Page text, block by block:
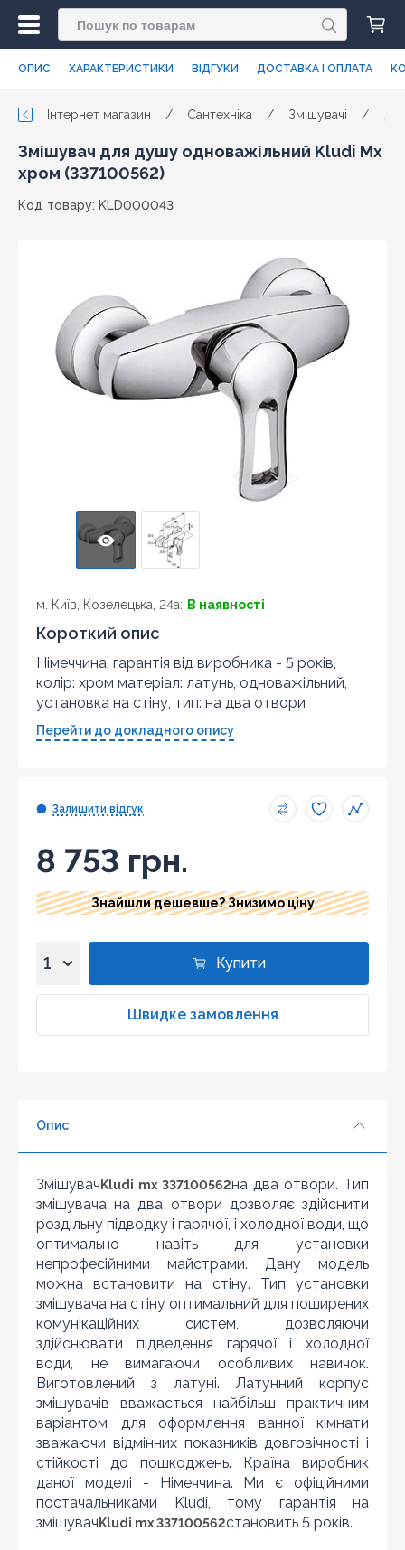
ОПИС ХАРАКТЕРИСТИКИ ВІДГУКИ ДОСТАВКА І ОПЛАТА
Інтернет магазин / Сантехніка / Змішувачі /
Змішувач для душу одноважільний Kludi Mx
хром (337100562)
Код товару: KLD000043
м. Київ, Козелецька, 24а: В наявності
Короткий опис
Німеччина, гарантія від виробника - 5 років,
колір: хром матеріал: латунь, одноважільний,
установка на стіну, тип: на два отвори
Перейти до докладного опису
Залишити відгук
8 753 грн.
Знайшли дешевше? Знизимо ціну
3
7
8
10
Купити
Швидке замовлення
Опис
Змішувач Kludi mx 337100562на два отвори. Тип
змішувача на два отвори дозволяє здійснити
роздільну підводку і гарячої, і холодної води, що
оптимально навіть для установки
непрофесійними майстрами. Дану модель
можна встановити на стіну. Тип установки
змішувача на стіну оптимальний для поширених
комунікаційних систем, дозволяючи
здійснювати підведення гарячої і холодної
води, не вимагаючи особливих навичок.
Виготовлений з латуні. Латунний корпус
змішувачів вважається найбільш практичним
варіантом для оформлення ванної кімнати
зважаючи відмінних показників довговічності і
стійкості до пошкоджень. Країна виробник
даної моделі - Німеччина. Ми є офіційними
постачальниками Kludi, тому гарантія на
змішувач Kludi mx 337100562становить 5 років.
Знайшли дешевше?
Шановні клієнти нашого магазину! Якщо ви блукаючи
по інтернету знайшли ціну потрібного Вам товару
дешевше ніж у нас ... дайте нам знати, і ми будемо
раді запропонувати вигіднішу для Вас ціну (за умови,
що товар даної моделі повинен бути у конкурента в
наявності і ціна на даний товар в іншому інтернет-
магазині актуальна і діюча)